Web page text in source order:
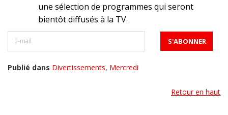
une sélection de programmes qui seront
bientôt diffusés à la TV.
Publié dans Divertissements, Mercredi
Retour en haut